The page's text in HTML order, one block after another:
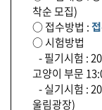
착순 모집)
○ 접수방법 :
○ 시험방법
- 필기시험 :
고양이 부문
- 실기시험 :
울림광장)